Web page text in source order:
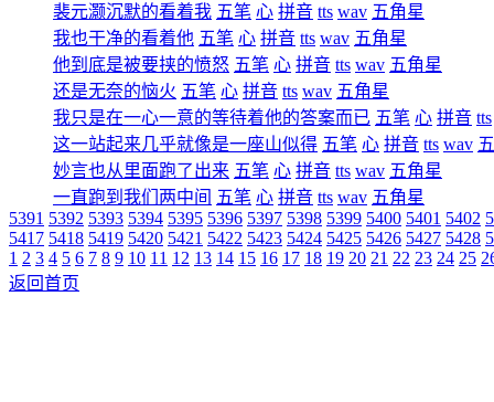
裴元灏沉默的看着我 五笔 心 拼音 tts wav 五角星
我也干净的看着他 五笔 心 拼音 tts wav 五角星
他到底是被要挟的愤怒 五笔 心 拼音 tts wav 五角星
还是无奈的恼火 五笔 心 拼音 tts wav 五角星
我只是在一心一意的等待着他的答案而已 五笔 心 拼音 tts
这一站起来几乎就像是一座山似得 五笔 心 拼音 tts wav
妙言也从里面跑了出来 五笔 心 拼音 tts wav 五角星
一直跑到我们两中间 五笔 心 拼音 tts wav 五角星
5391 5392 5393 5394 5395 5396 5397 5398 5399 5400 5401 5402
5417 5418 5419 5420 5421 5422 5423 5424 5425 5426 5427 5428
1 2 3 4 5 6 7 8 9 10 11 12 13 14 15 16 17 18 19 20 21 22 23 24 25
返回首页